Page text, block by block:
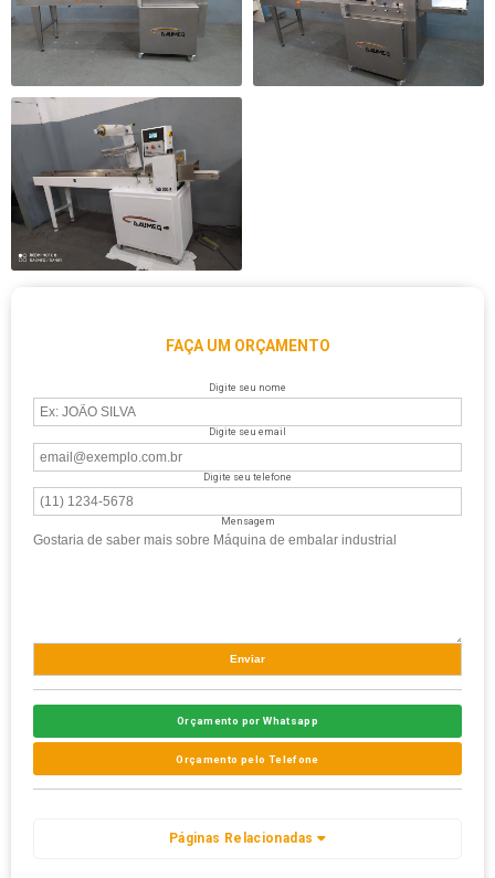
FAÇA UM ORÇAMENTO
Digite seu nome
Digite seu email
Digite seu telefone
Mensagem
Orçamento por Whatsapp
Orçamento pelo Telefone
Páginas Relacionadas